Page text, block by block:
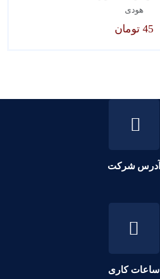
هودی
45 تومان
آدرس شرکت
ساعات کاری